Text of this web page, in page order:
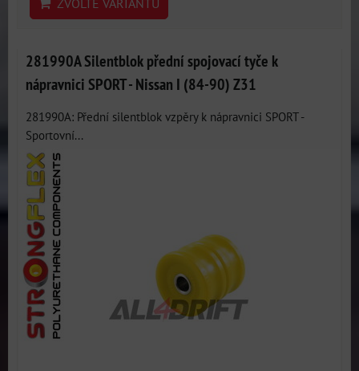
ZVOLTE VARIANTU
281990A Silentblok přední spojovací tyče k
nápravnici SPORT - Nissan I (84-90) Z31
281990A: Přední silentblok vzpěry k nápravnici SPORT -
Sportovní...